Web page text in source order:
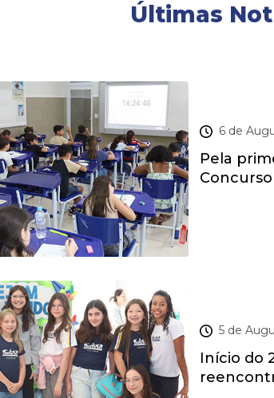
Últimas
6 de
Pela
5 de
Início do